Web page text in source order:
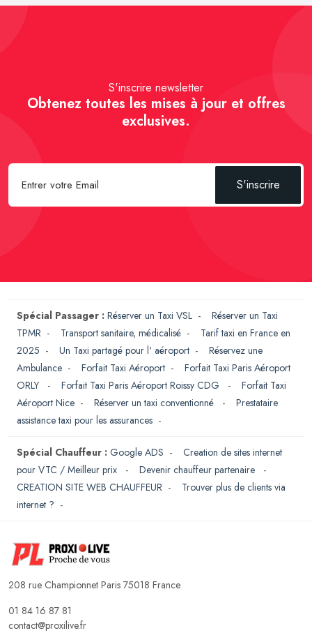
S'inscrire newsletter
Obtenez toutes les mises à jour et offres
exclusives.
S'inscrire
Spécial Passager : Réserver un Taxi VSL - Réserver un Taxi
TPMR - Transport sanitaire, médicalisé - Tarif taxi en France en
2025 - Un Taxi partagé pour l' aéroport - Réservez une
Ambulance - Forfait Taxi Aéroport - Forfait Taxi Paris Aéroport
ORLY
- Forfait Taxi Paris Aéroport Roissy CDG - Forfait Taxi
Aéroport Nice - Réserver un taxi conventionné - Prestataire
assistance taxi pour les assurances -
Spécial Chauffeur : Google ADS - Creation de sites internet
pour VTC / Meilleur prix
- Devenir chauffeur partenaire
-
CREATION SITE WEB CHAUFFEUR - Trouver plus de clients via
internet ? -
208 rue Championnet Paris 75018 France
01 84 16 87 81
contact@proxilive.fr